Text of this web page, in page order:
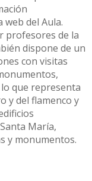
web del Aula.
profesores de la
dispone de un
con visitas
que representa
y del flamenco y
María,
y monumentos.